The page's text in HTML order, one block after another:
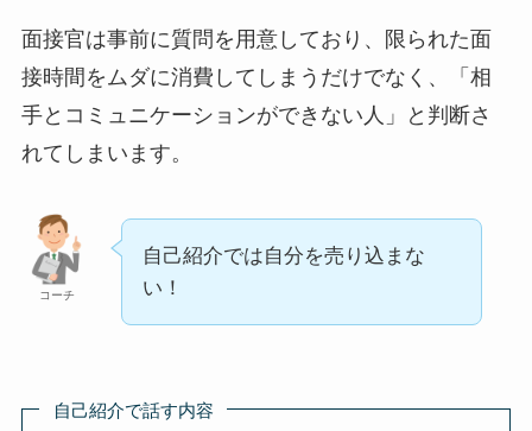
面接官は事前に質問を用意しており、限られた面
接時間をムダに消費してしまうだけでなく、「相
手とコミュニケーションができない人」と判断さ
れてしまいます。
コーチ
自己紹介では自分を売り込まな
い！
自己紹介で話す内容